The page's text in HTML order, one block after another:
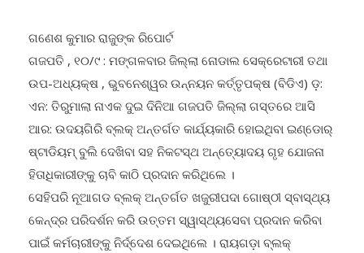
ଗଣେଶ କୁମାର ରାଜୁଙ୍କ ରିପୋର୍ଟ
ଗଜପତି , ୧୦/୯ : ମଙ୍ଗଳବାର ଜିଲ୍ଲା ନୋଡାଲ ସେକ୍ରେଟାରୀ ତଥା
ଉପ-ଅଧ୍ୟକ୍ଷ , ଭୁବନେଶ୍ୱର ଉନ୍ନୟନ କର୍ତ୍ତୃପକ୍ଷ (ବିଡିଏ) ଡ଼:
ଏନ: ତିରୁମାଲା ନାଏକ ଦୁଇ ଦିନିଆ ଗଜପତି ଜିଲ୍ଲା ଗସ୍ତରେ ଆସି
ଆର: ଉଦୟଗିରି ବ୍ଲକ୍ ଅନ୍ତର୍ଗତ କାର୍ଯ୍ୟକାରି ହୋଇଥିବା ଇଣ୍ଡୋର୍
ଷ୍ଟାଡିୟମ୍ ବୁଲି ଦେଖିବା ସହ ନିକଟସ୍ଥ ଅନ୍ତ୍ୟୋଦୟ ଗୃହ ଯୋଜନା
ହିତାଧିକାରୀଙ୍କୁ ଚାବି କାଠି ପ୍ରଦାନ କରିଥିଲେ ।
ସେହିପରି ନୂଆଗଡ ବ୍ଲକ୍ ଅନ୍ତର୍ଗତ ଖଜୁରୀପଦା ଗୋଷ୍ଠୀ ସ୍ବାସ୍ଥ୍ୟ
କେନ୍ଦ୍ର ପରିଦର୍ଶନ କରି ଉତ୍ତମ ସ୍ୱାସ୍ଥ୍ୟସେବା ପ୍ରଦାନ କରିବା
ପାଇଁ କର୍ମଚାରୀଙ୍କୁ ନିର୍ଦ୍ଦେଶ ଦେଇଥିଲେ । ରାୟଗଡ଼ା ବ୍ଲକ୍